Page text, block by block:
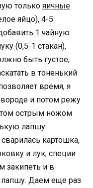
только яичные
яйцо), 4-5
1 чайную
(0,5-1 стакан),
быть густое,
в тоненький
время, я
и потом режу
острым ножом
лапшу.
картошка,
и лук, специи
закипеть и в
Даем еще раз